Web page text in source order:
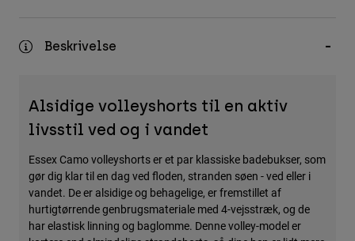
All Accessories
Se alle
Beskrivelse
Alsidige volleyshorts til en aktiv
livsstil ved og i vandet
Essex Camo volleyshorts er et par klassiske badebukser, som
gør dig klar til en dag ved floden, stranden søen - ved eller i
vandet. De er alsidige og behagelige, er fremstillet af
hurtigtørrende genbrugsmateriale med 4-vejsstræk, og de
har elastisk linning og baglomme. Denne volley-model er